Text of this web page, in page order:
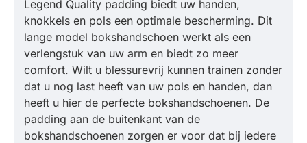
Legend Quality padding biedt uw handen,
knokkels en pols een optimale bescherming. Dit
lange model bokshandschoen werkt als een
verlengstuk van uw arm en biedt zo meer
comfort. Wilt u blessurevrij kunnen trainen zonder
dat u nog last heeft van uw pols en handen, dan
heeft u hier de perfecte bokshandschoenen. De
padding aan de buitenkant van de
bokshandschoenen zorgen er voor dat bij iedere